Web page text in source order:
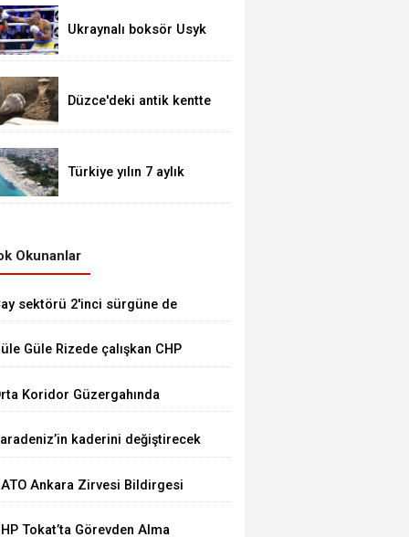
mi?
Ukraynalı boksör Usyk
Düzce'deki antik kentte
Türkiye yılın 7 aylık
aşkın yabancı ziyaretçi
Okunanlar
sektörü 2'inci sürgüne de
Güle Rizede çalışkan CHP
Koridor Güzergahında
kaderini değiştirecek
İyidere Lojistik Limanı ne iş
Ankara Zirvesi Bildirgesi
Tokat’ta Görevden Alma